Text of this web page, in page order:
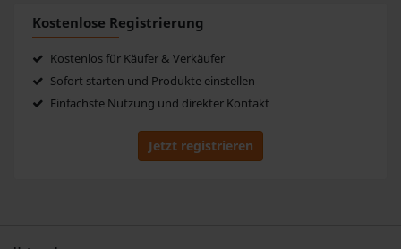
Kostenlose Registrierung
Kostenlos für Käufer & Verkäufer
Sofort starten und Produkte einstellen
Einfachste Nutzung und direkter Kontakt
Jetzt registrieren